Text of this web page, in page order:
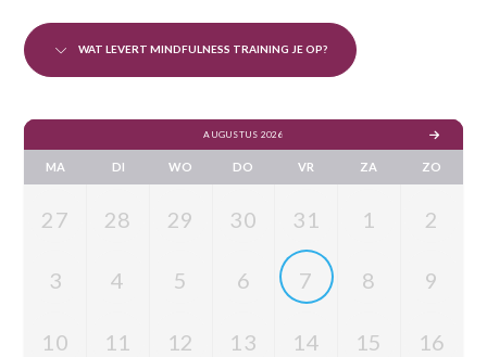
WAT LEVERT MINDFULNESS TRAINING JE OP?
AUGUSTUS 2026
MA DI WO DO VR ZA ZO
27 28 29 30 31 1 2
3 4 5 6 7 8 9
10 11 12 13 14 15 16